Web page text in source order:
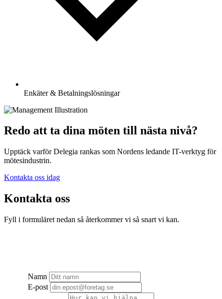
Enkäter & Betalningslösningar
Redo att ta dina möten till nästa nivå?
Upptäck varför Delegia rankas som Nordens ledande IT-verktyg för
mötesindustrin.
Kontakta oss idag
Kontakta oss
Fyll i formuläret nedan så återkommer vi så snart vi kan.
Namn
E-post